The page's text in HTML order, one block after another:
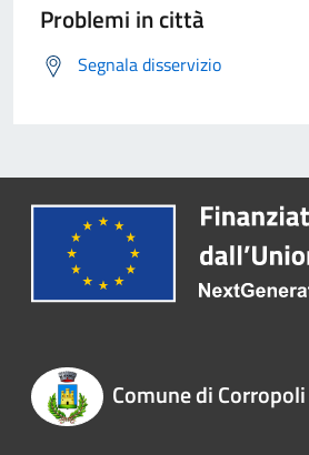
Problemi in città
Segnala disservizio
Comune di Corropoli